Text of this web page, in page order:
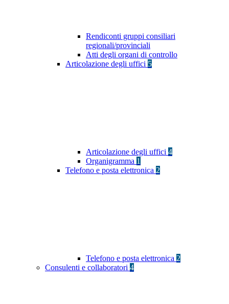
Rendiconti gruppi consiliari
regionali/provinciali
Atti degli organi di controllo
Articolazione degli uffici 5
Articolazione degli uffici 4
Organigramma 1
Telefono e posta elettronica 2
Telefono e posta elettronica 2
Consulenti e collaboratori 4